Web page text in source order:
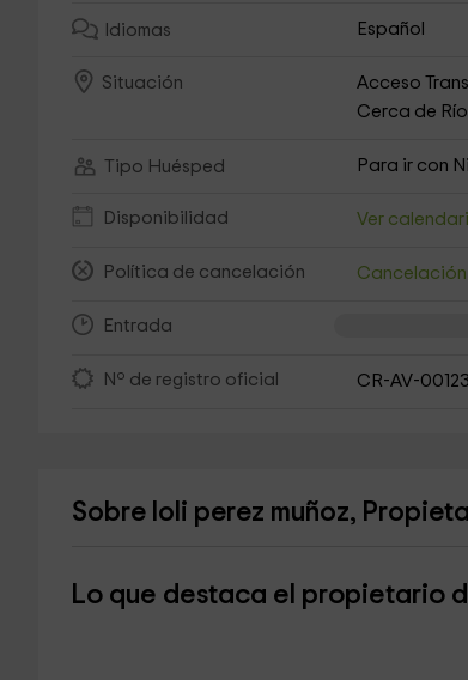
Idiomas Español
Situación Acceso
Cerca de
Tipo Huésped Para ir con
Disponibilidad Ver
Política de cancelación Cancelación
Entrada
Nº de registro oficial CR-AV-
Sobre loli perez muñoz,
Lo que destaca el propietario